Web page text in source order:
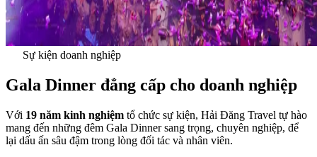
Sự kiện doanh nghiệp
Gala Dinner đẳng cấp cho doanh nghiệp
Với 19 năm kinh nghiệm tổ chức sự kiện, Hải Đăng Travel tự hào
mang đến những đêm Gala Dinner sang trọng, chuyên nghiệp, để
lại dấu ấn sâu đậm trong lòng đối tác và nhân viên.